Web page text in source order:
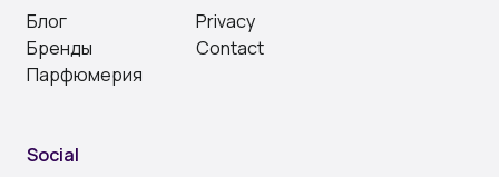
Блог
Бренды
Парфюмерия
Privacy
Contact
Social